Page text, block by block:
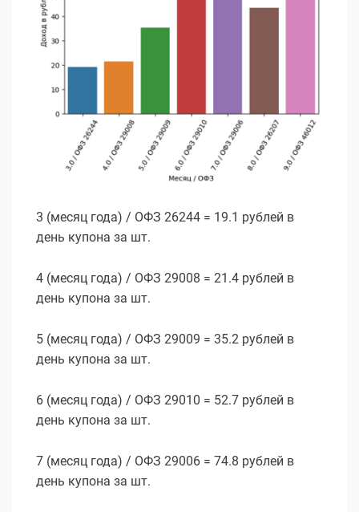
3 (месяц года) / ОФЗ 26244 = 19.1 рублей в
день купона за шт.
4 (месяц года) / ОФЗ 29008 = 21.4 рублей в
день купона за шт.
5 (месяц года) / ОФЗ 29009 = 35.2 рублей в
день купона за шт.
6 (месяц года) / ОФЗ 29010 = 52.7 рублей в
день купона за шт.
7 (месяц года) / ОФЗ 29006 = 74.8 рублей в
день купона за шт.